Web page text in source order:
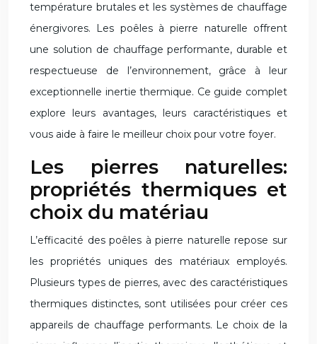
température brutales et les systèmes de chauffage
énergivores. Les poêles à pierre naturelle offrent
une solution de chauffage performante, durable et
respectueuse de l’environnement, grâce à leur
exceptionnelle inertie thermique. Ce guide complet
explore leurs avantages, leurs caractéristiques et
vous aide à faire le meilleur choix pour votre foyer.
Les pierres naturelles:
propriétés thermiques et
choix du matériau
L’efficacité des poêles à pierre naturelle repose sur
les propriétés uniques des matériaux employés.
Plusieurs types de pierres, avec des caractéristiques
thermiques distinctes, sont utilisées pour créer ces
appareils de chauffage performants. Le choix de la